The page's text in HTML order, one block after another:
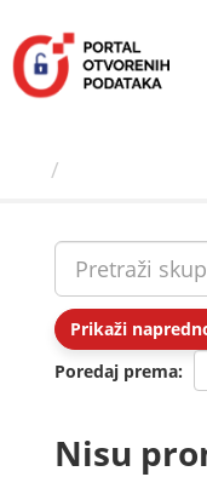
sadržaj
Prikaži
Poredaj prema
Nisu